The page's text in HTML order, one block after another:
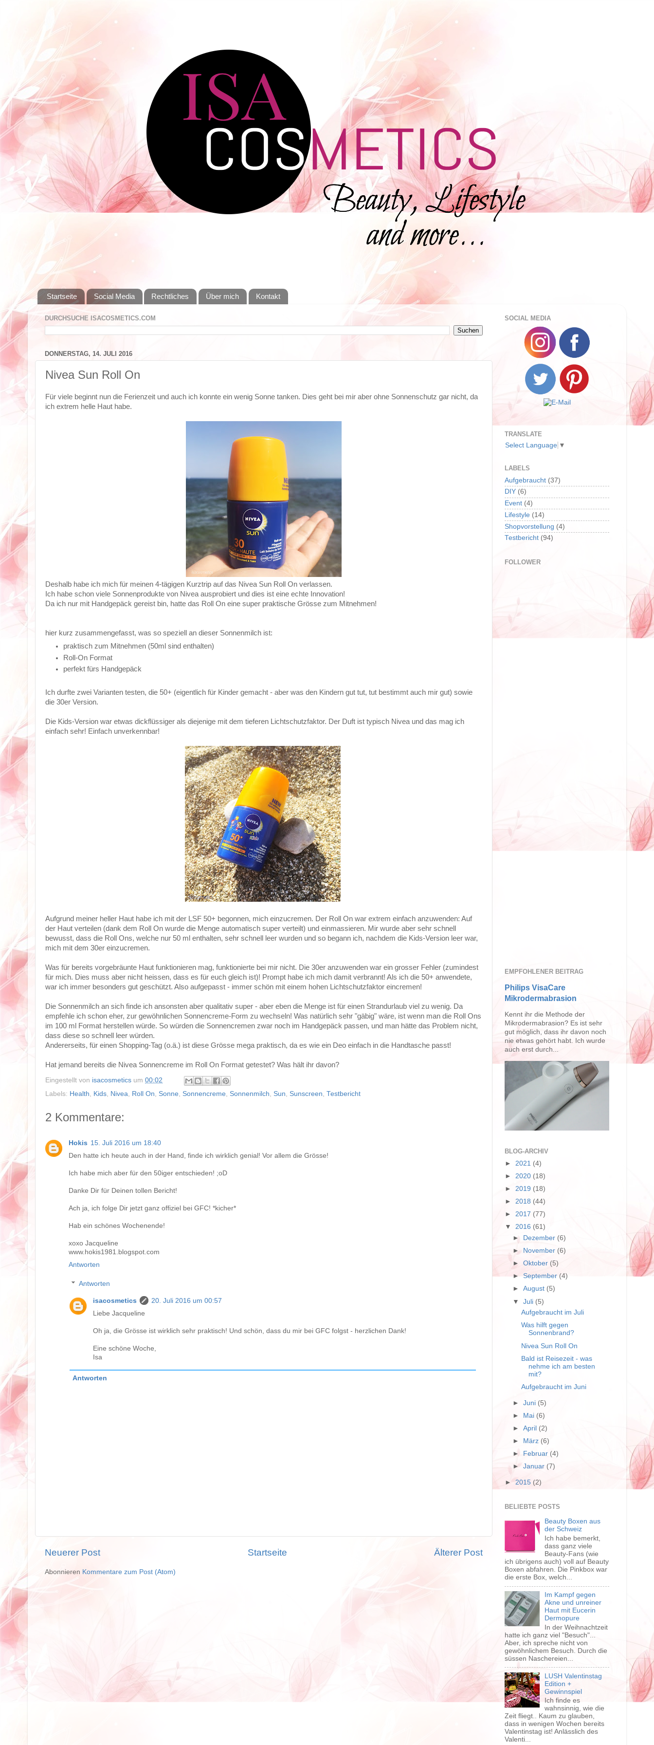
Startseite Social Media Rechtliches Über mich Kontakt
DURCHSUCHE ISACOSMETICS.COM
DONNERSTAG, 14. JULI 2016
Nivea Sun Roll On
Für viele beginnt nun die Ferienzeit und auch ich konnte ein wenig Sonne tanken. Dies geht bei mir aber ohne Sonnenschutz gar nicht, da
ich extrem helle Haut habe.
Deshalb habe ich mich für meinen 4-tägigen Kurztrip auf das Nivea Sun Roll On verlassen.
Ich habe schon viele Sonnenprodukte von Nivea ausprobiert und dies ist eine echte Innovation!
Da ich nur mit Handgepäck gereist bin, hatte das Roll On eine super praktische Grösse zum Mitnehmen!
hier kurz zusammengefasst, was so speziell an dieser Sonnenmilch ist:
praktisch zum Mitnehmen (50ml sind enthalten)
Roll-On Format
perfekt fürs Handgepäck
Ich durfte zwei Varianten testen, die 50+ (eigentlich für Kinder gemacht - aber was den Kindern gut tut, tut bestimmt auch mir gut) sowie
die 30er Version.
Die Kids-Version war etwas dickflüssiger als diejenige mit dem tieferen Lichtschutzfaktor. Der Duft ist typisch Nivea und das mag ich
einfach sehr! Einfach unverkennbar!
Aufgrund meiner heller Haut habe ich mit der LSF 50+ begonnen, mich einzucremen. Der Roll On war extrem einfach anzuwenden: Auf
der Haut verteilen (dank dem Roll On wurde die Menge automatisch super verteilt) und einmassieren. Mir wurde aber sehr schnell
bewusst, dass die Roll Ons, welche nur 50 ml enthalten, sehr schnell leer wurden und so begann ich, nachdem die Kids-Version leer war,
mich mit dem 30er einzucremen.
Was für bereits vorgebräunte Haut funktionieren mag, funktionierte bei mir nicht. Die 30er anzuwenden war ein grosser Fehler (zumindest
für mich. Dies muss aber nicht heissen, dass es für euch gleich ist)! Prompt habe ich mich damit verbrannt! Als ich die 50+ anwendete,
war ich immer besonders gut geschützt. Also aufgepasst - immer schön mit einem hohen Lichtschutzfaktor eincremen!
Die Sonnenmilch an sich finde ich ansonsten aber qualitativ super - aber eben die Menge ist für einen Strandurlaub viel zu wenig. Da
empfehle ich schon eher, zur gewöhnlichen Sonnencreme-Form zu wechseln! Was natürlich sehr "gäbig" wäre, ist wenn man die Roll Ons
im 100 ml Format herstellen würde. So würden die Sonnencremen zwar noch im Handgepäck passen, und man hätte das Problem nicht,
dass diese so schnell leer würden.
Andererseits, für einen Shopping-Tag (o.ä.) ist diese Grösse mega praktisch, da es wie ein Deo einfach in die Handtasche passt!
Hat jemand bereits die Nivea Sonnencreme im Roll On Format getestet? Was hält ihr davon?
Eingestellt von isacosmetics um 00:02
Labels: Health, Kids, Nivea, Roll On, Sonne, Sonnencreme, Sonnenmilch, Sun, Sunscreen, Testbericht
2 Kommentare:
Hokis 15. Juli 2016 um 18:40
Den hatte ich heute auch in der Hand, finde ich wirklich genial! Vor allem die Grösse!
Ich habe mich aber für den 50iger entschieden! ;oD
Danke Dir für Deinen tollen Bericht!
Ach ja, ich folge Dir jetzt ganz offiziel bei GFC! *kicher*
Hab ein schönes Wochenende!
xoxo Jacqueline
www.hokis1981.blogspot.com
Antworten
Antworten
isacosmetics
20. Juli 2016 um 00:57
Liebe Jacqueline
Oh ja, die Grösse ist wirklich sehr praktisch! Und schön, dass du mir bei GFC folgst - herzlichen Dank!
Eine schöne Woche,
Isa
Antworten
Neuerer Post Älterer Post
Startseite
Abonnieren Kommentare zum Post (Atom)
SOCIAL MEDIA
TRANSLATE
Select Language ▼
LABELS
Aufgebraucht (37)
DIY (6)
Event (4)
Lifestyle (14)
Shopvorstellung (4)
Testbericht (94)
FOLLOWER
EMPFOHLENER BEITRAG
Philips VisaCare
Mikrodermabrasion
Kennt ihr die Methode der
Mikrodermabrasion? Es ist sehr
gut möglich, dass ihr davon noch
nie etwas gehört habt. Ich wurde
auch erst durch...
BLOG-ARCHIV
► 2021 (4)
► 2020 (18)
► 2019 (18)
► 2018 (44)
► 2017 (77)
▼ 2016 (61)
►
Dezember (6)
►
November (6)
►Oktober (5)
► September (4)
►August (5)
▼Juli (5)
Aufgebraucht im Juli
Was hilft gegen
Sonnenbrand?
Nivea Sun Roll On
Bald ist Reisezeit - was
nehme ich am besten
mit?
Aufgebraucht im Juni
►Juni (5)
►
Mai (6)
►April (2)
►
März (6)
►
Februar (4)
►Januar (7)
► 2015 (2)
BELIEBTE POSTS
Beauty Boxen aus
der Schweiz
Ich habe bemerkt,
dass ganz viele
Beauty-Fans (wie
ich übrigens auch) voll auf Beauty
Boxen abfahren. Die Pinkbox war
die erste Box, welch...
Im Kampf gegen
Akne und unreiner
Haut mit Eucerin
Dermopure
In der Weihnachtzeit
hatte ich ganz viel "Besuch"...
Aber, ich spreche nicht von
gewöhnlichem Besuch. Durch die
süssen Naschereien...
LUSH Valentinstag
Edition +
Gewinnspiel
Ich finde es
wahnsinnig, wie die
Zeit fliegt.. Kaum zu glauben,
dass in wenigen Wochen bereits
Valentinstag ist! Anlässlich des
Valenti...